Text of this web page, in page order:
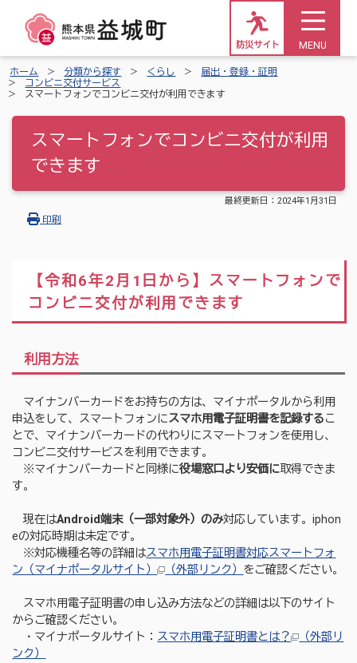
防災サイト MENU
ホーム 分類から探す くらし
届出・登録・証明
コンビニ交付サービス
スマートフォンでコンビニ交付が利用できます
スマートフォンでコンビニ交付が利用
できます
最終更新日： 2024年1月31日
印刷
【令和6年2月1日から】スマートフォンで
コンビニ交付が利用できます
利用方法
マイナンバーカードをお持ちの方は、マイナポータルから利用
申込をして、スマートフォンにスマホ用電子証明書を記録するこ
とで、マイナンバーカードの代わりにスマートフォンを使用し、
コンビニ交付サービスを利用できます。
※マイナンバーカードと同様に役場窓口より安価に取得できま
す。
現在はAndroid端末（一部対象外）のみ対応しています。iphon
eの対応時期は未定です。
※対応機種名等の詳細はスマホ用電子証明書対応スマートフォ
ン（マイナポータルサイト）
（外部リンク） をご確認ください。
スマホ用電子証明書の申し込み方法などの詳細は以下のサイト
からご確認ください。
・マイナポータルサイト： スマホ用電子証明書とは？
（外部リ
ンク）